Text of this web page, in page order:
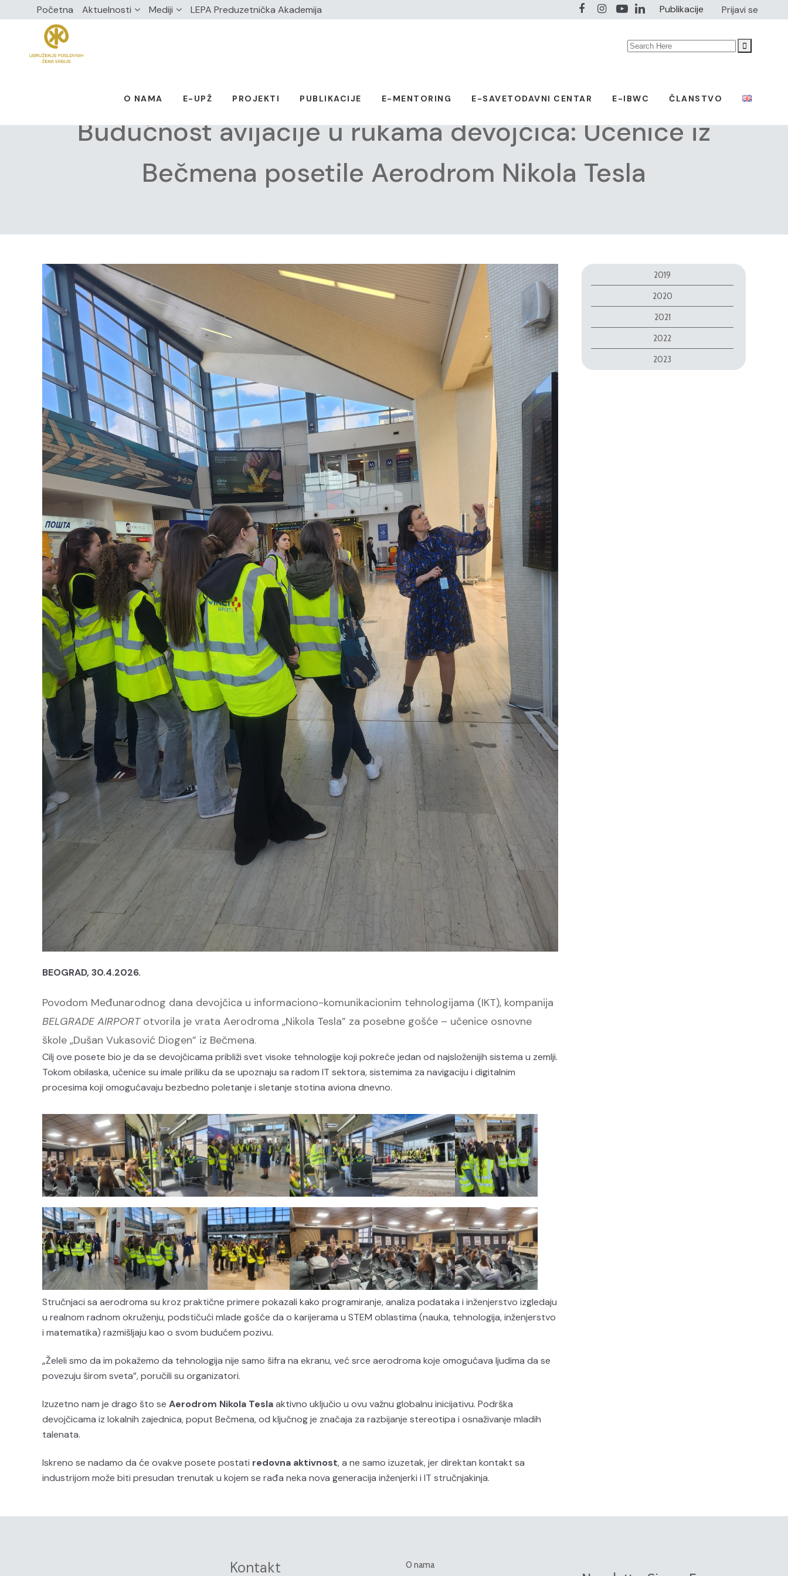
Početna Aktuelnosti Mediji LEPA Preduzetnička Akademija Publikacije Prijavi se
Search
O NAMA E-UPŽ PROJEKTI PUBLIKACIJE E-MENTORING E-SAVETODAVNI CENTAR E-IBWC ČLANSTVO
Budućnost avijacije u rukama devojčica: Učenice iz
Bečmena posetile Aerodrom Nikola Tesla
BEOGRAD, 30.4.2026.
Povodom Međunarodnog dana devojčica u informaciono-komunikacionim tehnologijama (IKT), kompanija
BELGRADE AIRPORTotvorila je vrata Aerodroma „Nikola Tesla” za posebne gošće – učenice osnovne
škole „Dušan Vukasović Diogen” iz Bečmena.
Cilj ove posete bio je da se devojčicama približi svet visoke tehnologije koji pokreće jedan od najsloženijih sistema u zemlji.
Tokom obilaska, učenice su imale priliku da se upoznaju sa radom IT sektora, sistemima za navigaciju i digitalnim
procesima koji omogućavaju bezbedno poletanje i sletanje stotina aviona dnevno.
Stručnjaci sa aerodroma su kroz praktične primere pokazali kako programiranje, analiza podataka i inženjerstvo izgledaju
u realnom radnom okruženju, podstičući mlade gošće da o karijerama u STEM oblastima (nauka, tehnologija, inženjerstvo
i matematika) razmišljaju kao o svom budućem pozivu.
„Želeli smo da im pokažemo da tehnologija nije samo šifra na ekranu, već srce aerodroma koje omogućava ljudima da se
povezuju širom sveta”, poručili su organizatori.
Izuzetno nam je drago što se Aerodrom Nikola Teslaaktivno uključio u ovu važnu globalnu inicijativu. Podrška
devojčicama iz lokalnih zajednica, poput Bečmena, od ključnog je značaja za razbijanje stereotipa i osnaživanje mladih
talenata.
Iskreno se nadamo da će ovakve posete postati redovna aktivnost, a ne samo izuzetak, jer direktan kontakt sa
industrijom može biti presudan trenutak u kojem se rađa neka nova generacija inženjerki i IT stručnjakinja.
2019
2020
2021
2022
2023
Kontakt
O nama